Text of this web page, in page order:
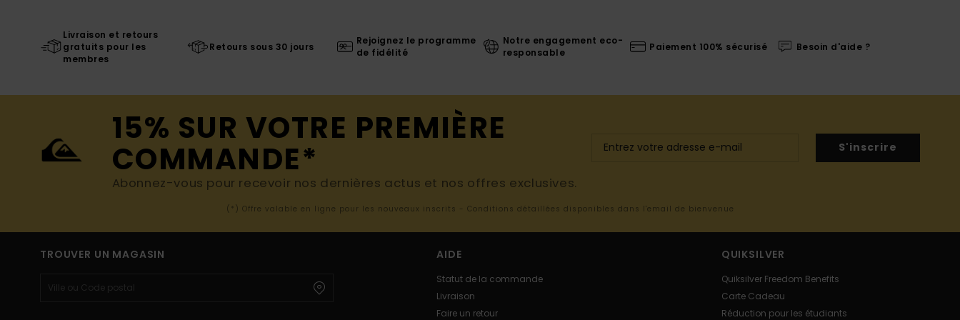
Livraison et retours
gratuits pour les
membres
Retours sous 30 jours
Rejoignez le programme
de fidélité
Notre engagement eco-
responsable
Paiement 100% sécurisé Besoin d'aide ?
15% SUR VOTRE PREMIÈRE
COMMANDE*
Abonnez-vous pour recevoir nos dernières actus et nos offres exclusives.
S'inscrire
(*) Offre valable en ligne pour les nouveaux inscrits - Conditions détaillées disponibles dans l'email de bienvenue
TROUVER UN MAGASIN AIDE
Statut de la commande
Livraison
Faire un retour
QUIKSILVER
Quiksilver Freedom Benefits
Carte Cadeau
Réduction pour les étudiants